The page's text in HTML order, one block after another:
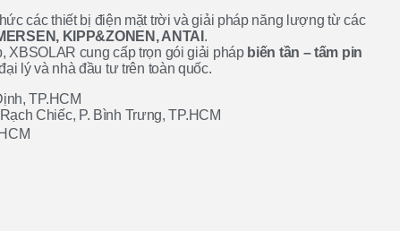
các thiết bị điện mặt trời và giải pháp năng lượng từ các
KIPP&ZONEN, ANTAI .
XBSOLAR cung cấp trọn gói giải pháp biến tần – tấm pin
lý và nhà đầu tư trên toàn quốc.
TP.HCM
Chiếc, P. Bình Trưng, TP.HCM